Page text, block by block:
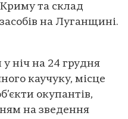
та склад
на Луганщині.
ніч на 24 грудня
каучуку, місце
окупантів,
на зведення